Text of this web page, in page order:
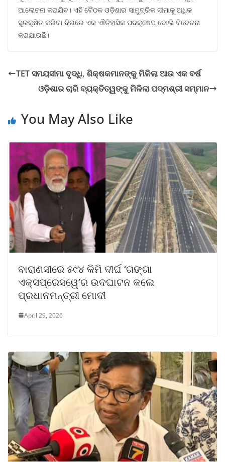
ଆଲୋଚନା କରାଯିବ। ଏହି ବୈଠକ ଓଡ଼ିଶାର ସାମୁଦ୍ରିକ ସୀମାକୁ ଅଧିକ
ସୁରକ୍ଷିତ କରିବା ଦିଗରେ ଏକ ଐତିହାସିକ ପଦକ୍ଷେପ ବୋଲି ବିବେଚନା
କରାଯାଉଛି।
TET ସମୟସୀମା ବୃଦ୍ଧି, ଶିକ୍ଷକମାନଙ୍କୁ ମିଳିଲା ଆଉ ଏକ ବର୍ଷ
ଓଡ଼ିଶାର ଚାରି ବ୍ୟକ୍ତିତ୍ୱଙ୍କୁ ମିଳିଲା ପଦ୍ମଶ୍ରୀ ସମ୍ମାନ
You May Also Like
ବାରାଣସୀରେ ୫୯୪ କିମି ଦୀର୍ଘ ‘ଗଙ୍ଗା
ଏକ୍ସପ୍ରେସୱେ’ର ଉଦଘାଟନ କଲେ
ପ୍ରଧାନମନ୍ତ୍ରୀ ମୋଦୀ
April 29, 2026